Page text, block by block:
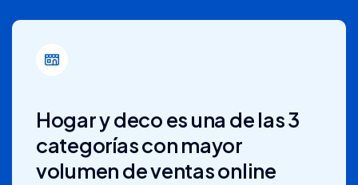
Hogar y deco es una de las 3
categorías con mayor
volumen de ventas online